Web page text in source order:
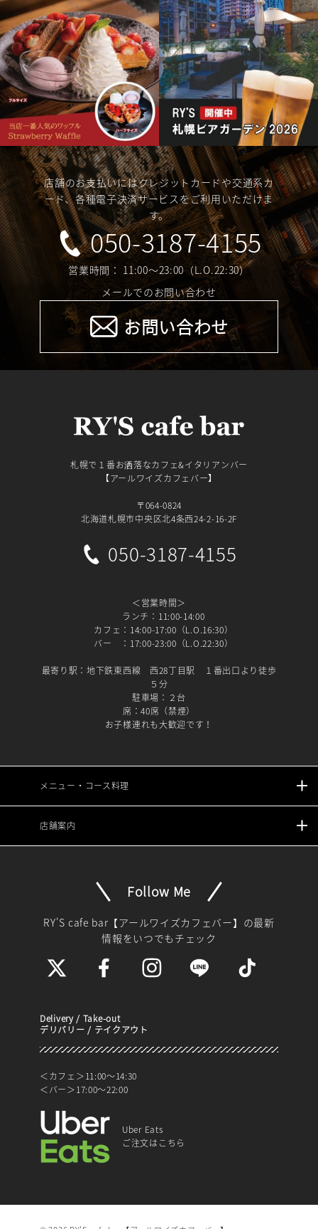
店舗のお支払いにはクレジットカードや交通系カ
ード、各種電子決済サービスをご利用いただけま
す。
050-3187-4155
営業時間： 11:00～23:00（L.O.22:30）
メールでのお問い合わせ
お問い合わせ
札幌で１番お洒落なカフェ&イタリアンバー
【アールワイズカフェバー】
〒064-0824
北海道札幌市中央区北4条西24-2-16-2F
050-3187-4155
＜営業時間＞
ランチ：11:00-14:00
カフェ：14:00-17:00（L.O.16:30）
バー ：17:00-23:00（L.O.22:30）
最寄り駅：地下鉄東西線 西28丁目駅 １番出口より徒歩
５分
駐車場：２台
席：40席（禁煙）
お子様連れも大歓迎です！
メニュー・コース料理
店舗案内
Follow Me
RY'S cafe bar【アールワイズカフェバー】 の最新
情報をいつでもチェック
Delivery / Take-out
デリバリー / テイクアウト
＜カフェ＞11:00～14:30
＜バー＞17:00～22:00
Uber Eats
ご注文はこちら